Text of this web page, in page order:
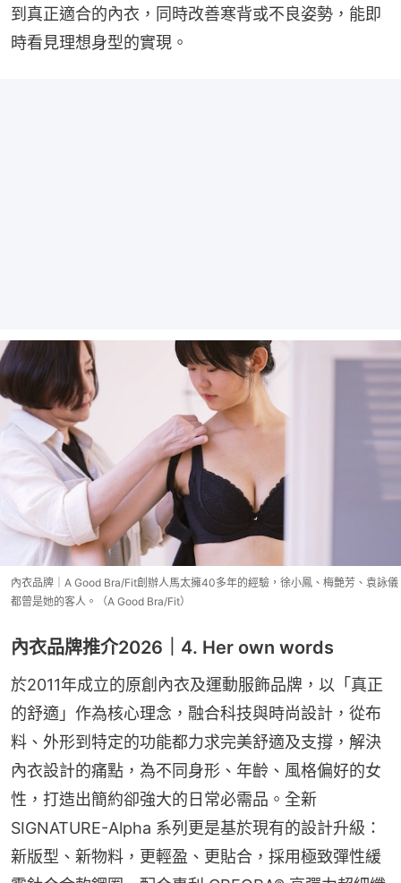
到真正適合的內衣，同時改善寒背或不良姿勢，能即
時看見理想身型的實現。
內衣品牌｜A Good Bra/Fit創辦人馬太擁40多年的經驗，徐小鳳、梅艷芳、袁詠儀
都曾是她的客人。（A Good Bra/Fit）
內衣品牌推介2026｜4. Her own words
於2011年成立的原創內衣及運動服飾品牌，以「真正
的舒適」作為核心理念，融合科技與時尚設計，從布
料、外形到特定的功能都力求完美舒適及支撐，解決
內衣設計的痛點，為不同身形、年齡、風格偏好的女
性，打造出簡約卻強大的日常必需品。全新
SIGNATURE-Alpha 系列更是基於現有的設計升級：
新版型、新物料，更輕盈、更貼合，採用極致彈性緩